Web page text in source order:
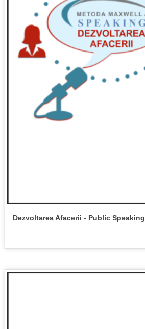
Dezvoltarea Afacerii - Public Speaking